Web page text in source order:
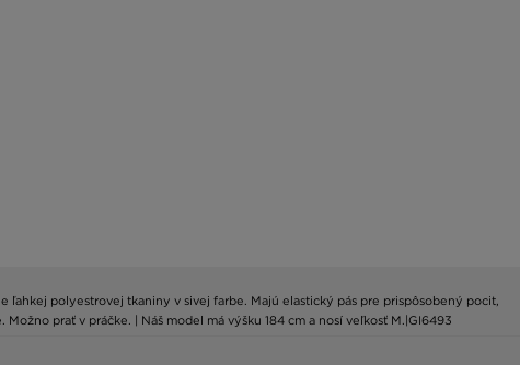
polyestrovej tkaniny v sivej farbe. Majú elastický pás pre prispôsobený pocit,
prať v práčke. | Náš model má výšku 184 cm a nosí veľkosť M.|GI6493